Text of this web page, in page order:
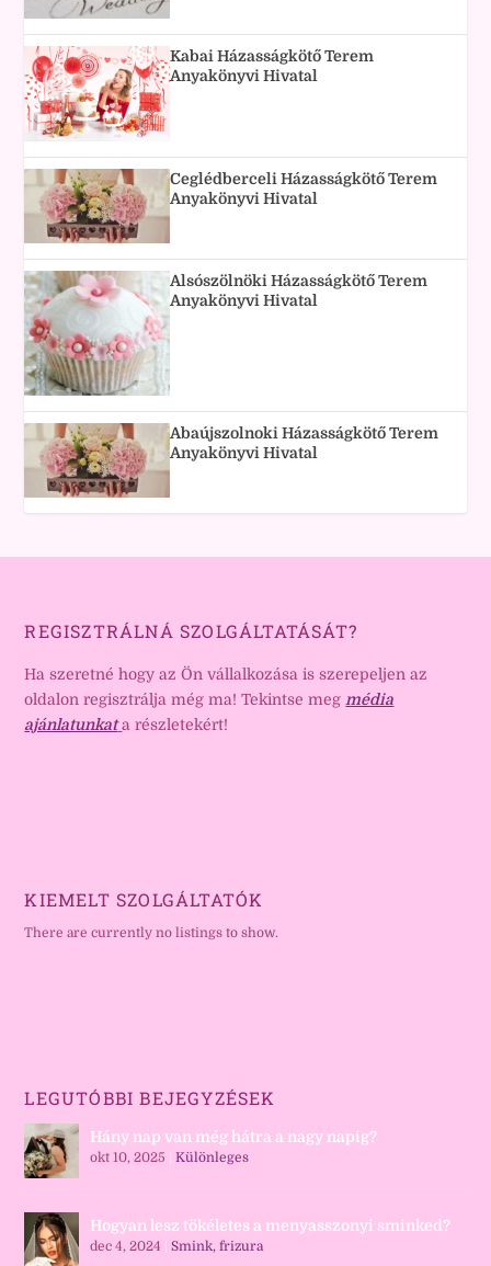
Kabai Házasságkötő Terem
Anyakönyvi Hivatal
Ceglédberceli Házasságkötő Terem
Anyakönyvi Hivatal
Alsószölnöki Házasságkötő Terem
Anyakönyvi Hivatal
Abaújszolnoki Házasságkötő Terem
Anyakönyvi Hivatal
REGISZTRÁLNÁ SZOLGÁLTATÁSÁT?
Ha szeretné hogy az Ön vállalkozása is szerepeljen az
oldalon regisztrálja még ma! Tekintse meg média
ajánlatunkat a részletekért!
KIEMELT SZOLGÁLTATÓK
There are currently no listings to show.
LEGUTÓBBI BEJEGYZÉSEK
Hány nap van még hátra a nagy napig?
okt 10, 2025 |Különleges
Hogyan lesz tökéletes a menyasszonyi sminked?
dec 4, 2024 |Smink, frizura